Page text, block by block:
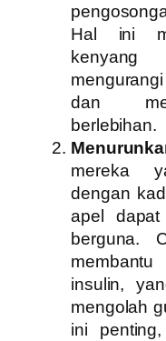
Hal ini
kenyang
dan
berlebihan.
mereka
dengan
apel
berguna.
membantu
insulin,
mengolah
ini